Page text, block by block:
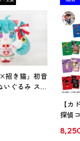
×招き猫」初音
いぐるみ スタ
【カ
探偵
クリ